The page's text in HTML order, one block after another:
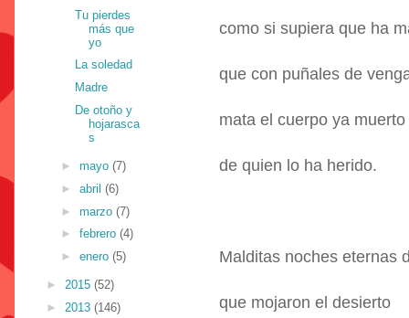
como si supiera que ha
que con puñales de
mata el cuerpo ya muerto
de quien lo ha herido.
Malditas noches eternas
que mojaron el desierto
Tu pierdes
más que
yo
La soledad
Madre
De otoño y
hojarasca
s
► mayo (7)
► abril (6)
► marzo (7)
► febrero (4)
► enero (5)
► 2015 (52)
► 2013 (146)